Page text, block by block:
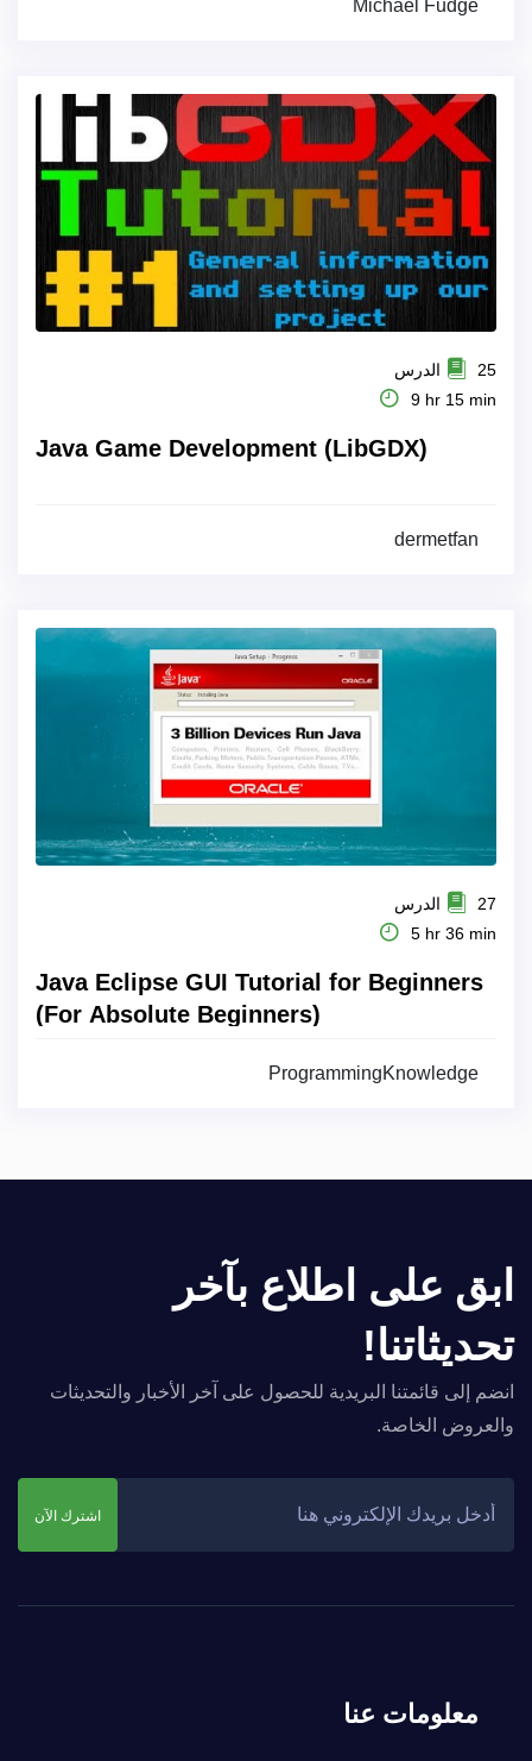
Michael Fudge
25 الدرس
9 hr 15 min
Java Game Development (LibGDX)
dermetfan
27 الدرس
5 hr 36 min
Java Eclipse GUI Tutorial for Beginners
(For Absolute Beginners)
ProgrammingKnowledge
ابق على اطلاع بآخر
تحديثاتنا!
انضم إلى قائمتنا البريدية للحصول على آخر الأخبار والتحديثات
والعروض الخاصة.
اشترك الآن
معلومات عنا